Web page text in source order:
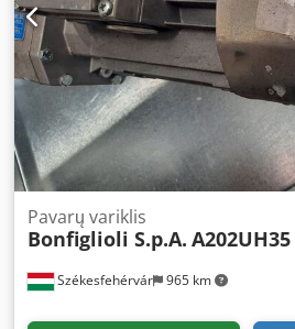
Székesfehérvár 965 km
Pavarų variklis
Bonfiglioli S.p.A.